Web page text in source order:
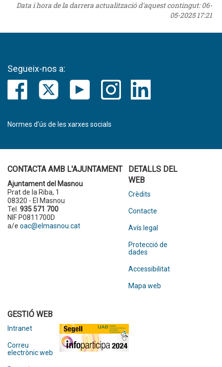
Data i hora de la darrera actualització d'aquest contingut:06-
05-2025 17:21
Segueix-nos a:
Normes d’ús de les xarxes socials
CONTACTA AMB L'AJUNTAMENT
Ajuntament del Masnou
Prat de la Riba, 1
08320 - El Masnou
Tel. 935 571 700
NIF P0811700D
a/e oac@elmasnou.cat
DETALLS DEL
WEB
Crèdits
Contacte
Avís legal
Protecció de
dades
Accessibilitat
Mapa web
GESTIÓ WEB
Intranet
Correu
electrònic web